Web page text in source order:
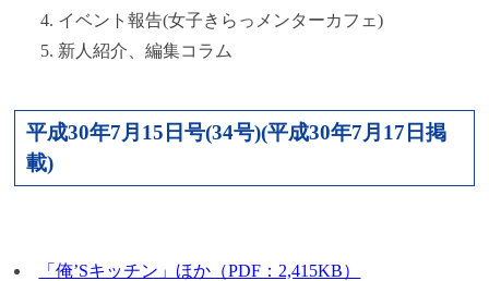
イベント報告(女子きらっメンターカフェ)
新人紹介、編集コラム
平成30年7月15日号(34号)(平成30年7月17日掲
載)
「俺’Sキッチン」ほか（PDF：2,415KB）